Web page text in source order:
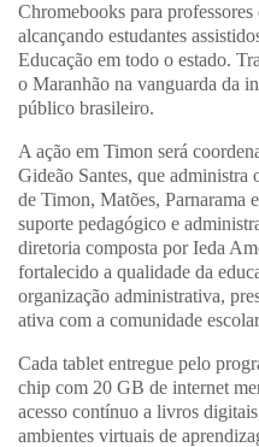
Chromebooks para professores
alcançando estudantes
Educação em todo o estado.
o Maranhão na vanguarda da
público brasileiro.
A ação em Timon será
Gideão Santes, que administra
de Timon, Matões, Parnarama
suporte pedagógico e
diretoria composta porIeda
fortalecido a qualidade da
organização administrativa,
ativa com a comunidade
Cada tablet entregue pelo
chip com 20 GB de internet
acesso contínuo a livros
ambientes virtuais de